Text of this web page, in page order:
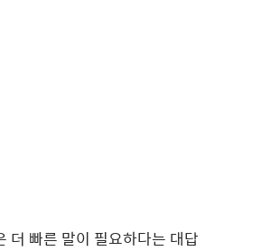
더 빠른 말이 필요하다는 대답